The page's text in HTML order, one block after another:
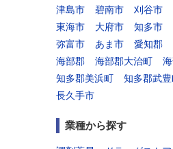
津島市
碧南市 刈谷市
東海市
大府市 知多市
弥富市
あま市 愛知郡
海部郡
海部郡大治町
知多郡美浜町
知多郡武
長久手市
業種から探す